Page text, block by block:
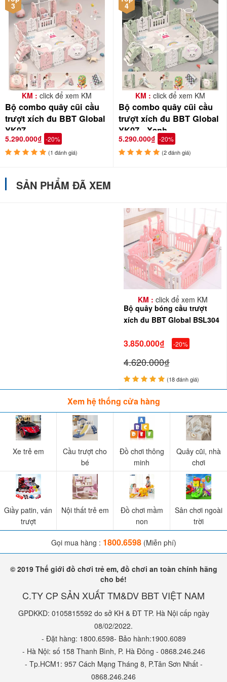
Kích thước chi tiết của các cạnh
Feedback bộ quây bóng cầu trượt xích đu BBT Global BSL304
3
KM : click để xem KM
Bộ combo quây cũi cầu
trượt xích đu BBT Global
YK07
5.290.000₫ -20%
(1 đánh giá)
4
KM : click để xem KM
Bộ combo quây cũi cầu
trượt xích đu BBT Global
YK07 - Xanh
5.290.000₫ -20%
(2 đánh giá)
SẢN PHẨM ĐÃ XEM
KM : click để xem KM
Bộ quây bóng cầu trượt
xích đu BBT Global BSL304
3.850.000₫ -20%
4.620.000₫
(18 đánh giá)
Xem hệ thống cửa hàng
Xe trẻ em
Cầu trượt cho
bé
Đồ chơi thông
minh
Quây cũi, nhà
chơi
Giầy patin, ván
trượt
Nội thất trẻ em
Đồ chơi mầm
non
Sân chơi ngoài
trời
Gọi mua hàng : 1800.6598(Miễn phí)
© 2019 Thế giới đồ chơi trẻ em, đồ chơi an toàn chính hãng
cho bé!
C.TY CP SẢN XUẤT TM&DV BBT VIỆT NAM
GPDKKD: 0105815592 do sở KH & ĐT TP. Hà Nội cấp ngày
08/02/2022.
- Đặt hàng: 1800.6598- Bảo hành:1900.6089
- Hà Nội: số 158 Thanh Bình, P. Hà Đông - 0868.246.246
- Tp.HCM1: 957 Cách Mạng Tháng 8, P.Tân Sơn Nhất -
0868.246.246